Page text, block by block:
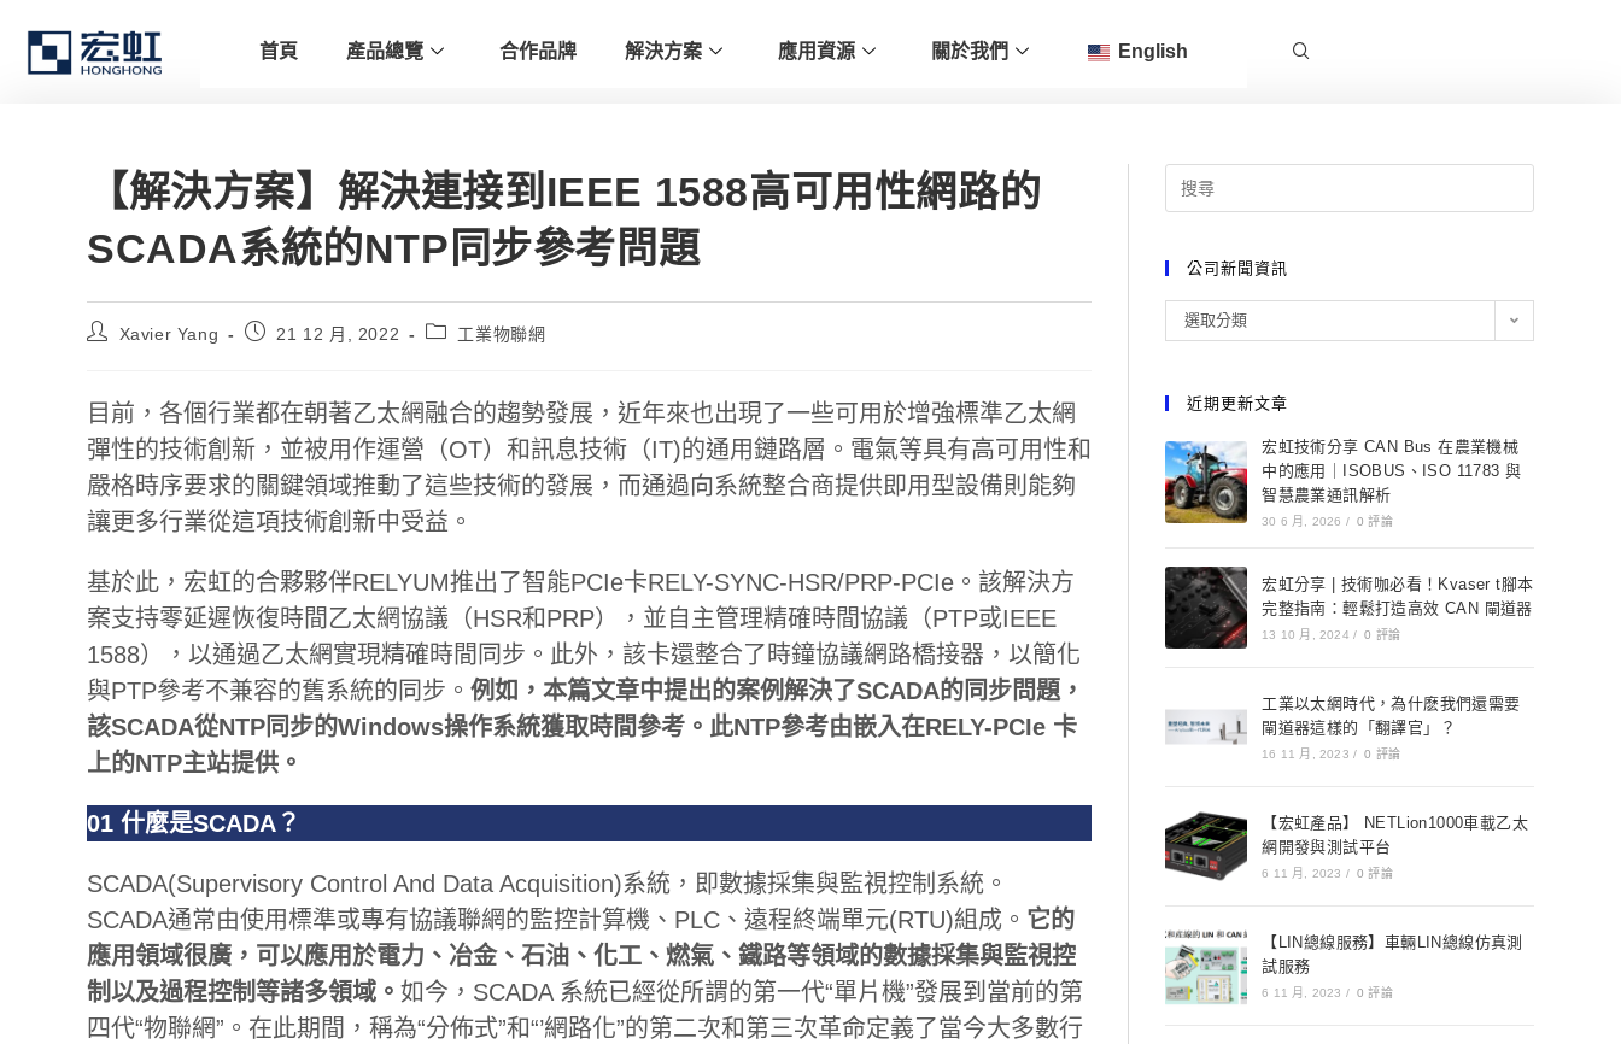
首頁 產品總覽 合作品牌 解決方案 應用資源 關於我們 English
【解決方案】解決連接到IEEE 1588高可用性網路的
SCADA系統的NTP同步參考問題
Xavier Yang 21 12 月, 2022 工業物聯網
目前，各個行業都在朝著乙太網融合的趨勢發展，近年來也出現了一些可用於增強標準乙太網
彈性的技術創新，並被用作運營（OT）和訊息技術（IT)的通用鏈路層。電氣等具有高可用性和
嚴格時序要求的關鍵領域推動了這些技術的發展，而通過向系統整合商提供即用型設備則能夠
讓更多行業從這項技術創新中受益。
基於此，宏虹的合夥夥伴RELYUM推出了智能PCIe卡RELY-SYNC-HSR/PRP-PCIe。該解決方
案支持零延遲恢復時間乙太網協議（HSR和PRP），並自主管理精確時間協議（PTP或IEEE
1588），以通過乙太網實現精確時間同步。此外，該卡還整合了時鐘協議網路橋接器，以簡化
與PTP參考不兼容的舊系統的同步。 例如，本篇文章中提出的案例解決了SCADA的同步問題，
該SCADA從NTP同步的Windows操作系統獲取時間參考。此NTP參考由嵌入在RELY-PCIe 卡
上的NTP主站提供。
01 什麼是SCADA？
SCADA(Supervisory Control And Data Acquisition)系統，即數據採集與監視控制系統。
SCADA通常由使用標準或專有協議聯網的監控計算機、PLC、遠程終端單元(RTU)組成。 它的
應用領域很廣，可以應用於電力、冶金、石油、化工、燃氣、鐵路等領域的數據採集與監視控
制以及過程控制等諸多領域。 如今，SCADA 系統已經從所謂的第一代“單片機”發展到當前的第
四代“物聯網”。在此期間，稱為“分佈式”和“’網路化”的第二次和第三次革命定義了當今大多數行
公司新聞資訊
選取分類
近期更新文章
宏虹技術分享 CAN Bus 在農業機械
中的應用｜ISOBUS、ISO 11783 與
智慧農業通訊解析
30 6 月, 2026 / 0 評論
宏虹分享 | 技術咖必看！Kvaser t腳本
完整指南：輕鬆打造高效 CAN 閘道器
13 10 月, 2024 / 0 評論
工業以太網時代，為什麽我們還需要
閘道器這樣的「翻譯官」？
16 11 月, 2023 / 0 評論
【宏虹產品】 NETLion1000車載乙太
網開發與測試平台
6 11 月, 2023 / 0 評論
【LIN總線服務】車輛LIN總線仿真測
試服務
6 11 月, 2023 / 0 評論